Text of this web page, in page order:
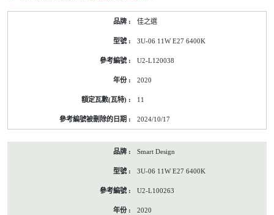
資
佳之選
3U-06 11W E27 6400K
U2-L120038
2020
11
2024/10/17
Smart Design
3U-06 11W E27 6400K
U2-L100263
2020